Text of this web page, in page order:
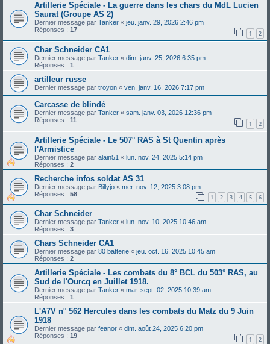
Artillerie Spéciale - La guerre dans les chars du MdL Lucien
Saurat (Groupe AS 2)
Dernier message par Tanker « jeu. janv. 29, 2026 2:46 pm
Réponses : 17 1 2
Char Schneider CA1
Dernier message par Tanker « dim. janv. 25, 2026 6:35 pm
Réponses : 1
artilleur russe
Dernier message par troyon « ven. janv. 16, 2026 7:17 pm
Carcasse de blindé
Dernier message par Tanker « sam. janv. 03, 2026 12:36 pm
Réponses : 11 1 2
Artillerie Spéciale - Le 507° RAS à St Quentin après
l'Armistice
Dernier message par alain51 « lun. nov. 24, 2025 5:14 pm
Réponses : 2
Recherche infos soldat AS 31
Dernier message par Billyjo « mer. nov. 12, 2025 3:08 pm
Réponses : 58 1 2 3 4 5 6
Char Schneider
Dernier message par Tanker « lun. nov. 10, 2025 10:46 am
Réponses : 3
Chars Schneider CA1
Dernier message par 80 batterie « jeu. oct. 16, 2025 10:45 am
Réponses : 2
Artillerie Spéciale - Les combats du 8° BCL du 503° RAS, au
Sud de l'Ourcq en Juillet 1918.
Dernier message par Tanker « mar. sept. 02, 2025 10:39 am
Réponses : 1
L'A7V n° 562 Hercules dans les combats du Matz du 9 Juin
1918
Dernier message par feanor « dim. août 24, 2025 6:20 pm
Réponses : 19 1 2